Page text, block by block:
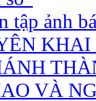
tập ảnh